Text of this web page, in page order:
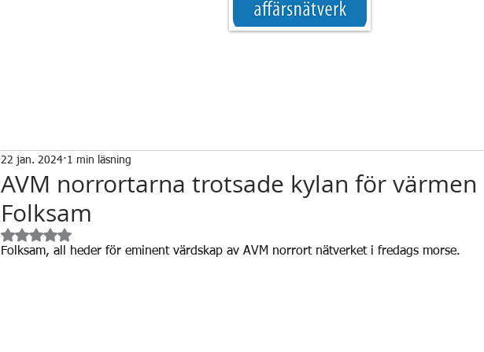
AVM norrortarna trotsade kylan för värmen
Folksam
22 jan. 2024 1 min läsning
Betygsatt till NaN av 5 stjärnor.
Folksam, all heder för eminent värdskap av AVM norrort nätverket i fredags morse.